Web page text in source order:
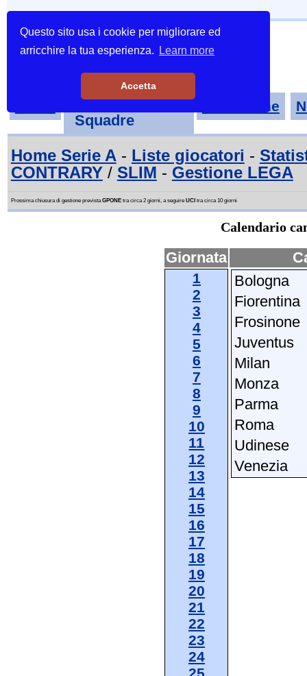
Questo sito usa i cookie per migliorare ed
arricchire la tua esperienza.
Learn more
Accetta
Tornei-
Squadre
Classifiche
Home Serie A- Liste giocatori -
CONTRARY/ SLIM - Gestione LEGA
Prossima chiusura di gestione previstaGPONEtra circa 2 giorni, a seguire UCI tra circa 10 giorni
Calendario
Giornata
1
2
3
4
5
6
7
8
9
10
11
12
13
14
15
16
17
18
19
20
21
22
23
24
Bologna
Fiorentina
Frosinone
Juventus
Milan
Monza
Parma
Roma
Udinese
Venezia